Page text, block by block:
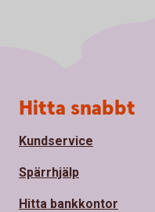
Sidfot
Hitta snabbt
Kundservice
Spärrhjälp
Hitta bankkontor